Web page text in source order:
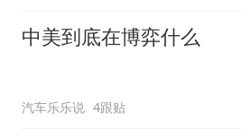
中美到底在博弈什么
汽车乐乐说 4跟贴